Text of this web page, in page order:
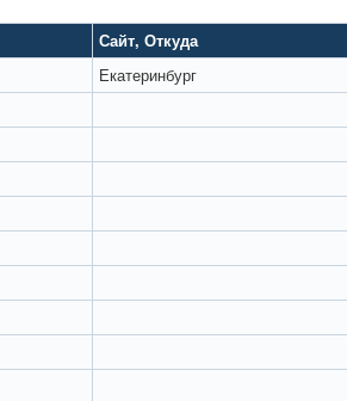
Сайт, Откуда
Екатеринбург